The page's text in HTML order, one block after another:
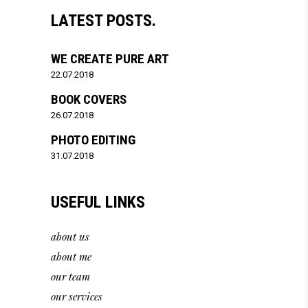
LATEST POSTS.
WE CREATE PURE ART
22.07.2018
BOOK COVERS
26.07.2018
PHOTO EDITING
31.07.2018
USEFUL LINKS
about us
about me
our team
our services